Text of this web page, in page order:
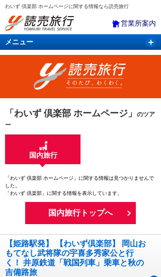
わいず 倶楽部 ホームページに関する情報なら読売旅行
営業所案内
メニュー
国内旅行 バスツアー 海外旅行
「わいず 倶楽部 ホームページ」
のツア
ー
国内旅行
「わいず 倶楽部 ホームページ」に関する情報は見つかりませんで
した。
「わいず 倶楽部」に関する情報を表示しています。
国内旅行トップへ
【姫路駅発】 【わいず倶楽部】 岡山お
もてなし武将隊の宇喜多秀家公と行
く！ 井原鉄道「戦国列車」乗車と秋の
吉備路旅